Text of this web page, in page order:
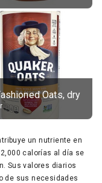
Oats, dry
un nutriente en
calorías al día se
Sus valores diarios
de sus necesidades